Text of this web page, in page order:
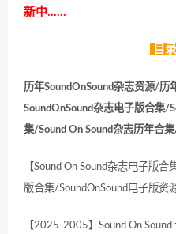
新中……
目
历年SoundOnSound杂志资源/历
SoundOnSound杂志电子版合集/
集/Sound On Sound杂志历年合
【Sound On Sound杂志电子版
版合集/SoundOnSound电子版资
【2025-2005】Sound On